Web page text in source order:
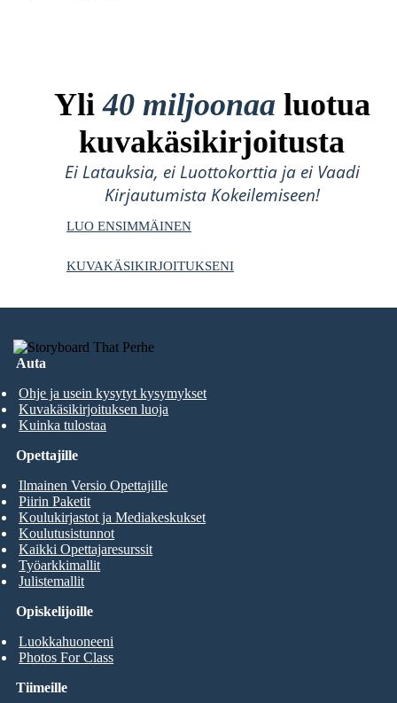
Yli40 miljoonaa luotua
kuvakäsikirjoitusta
Ei Latauksia, ei Luottokorttia ja ei Vaadi
Kirjautumista Kokeilemiseen!
LUO ENSIMMÄINEN
KUVAKÄSIKIRJOITUKSENI
Auta
Ohje ja usein kysytyt kysymykset
Kuvakäsikirjoituksen luoja
Kuinka tulostaa
Opiskelijoille
Luokkahuoneeni
Photos For Class
Opettajille
Ilmainen Versio Opettajille
Piirin Paketit
Koulukirjastot ja Mediakeskukset
Koulutusistunnot
Kaikki Opettajaresurssit
Työarkkimallit
Julistemallit
Tiimeille